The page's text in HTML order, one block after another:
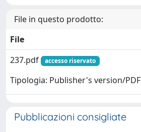
File in questo prodotto:
File
237.pdf
accesso riservato
Tipologia: Publisher's version/PDF
Pubblicazioni consigliate